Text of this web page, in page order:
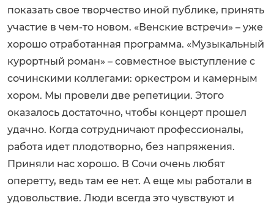
показать свое творчество иной публике, принять
участие в чем-то новом. «Венские встречи» – уже
хорошо отработанная программа. «Музыкальный
курортный роман» – совместное выступление с
сочинскими коллегами: оркестром и камерным
хором. Мы провели две репетиции. Этого
оказалось достаточно, чтобы концерт прошел
удачно. Когда сотрудничают профессионалы,
работа идет плодотворно, без напряжения.
Приняли нас хорошо. В Сочи очень любят
оперетту, ведь там ее нет. А еще мы работали в
удовольствие. Люди всегда это чувствуют и